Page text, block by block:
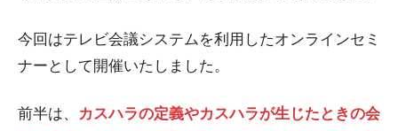
今回はテレビ会議システムを利用したオンラインセミ
ナーとして開催いたしました。
前半は、
カスハラの定義やカスハラが生じたときの会